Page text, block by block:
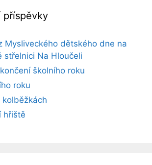
příspěvky
Mysliveckého dětského dne na
střelnici Na Hloučeli
školního roku
roku
kolběžkách
hřiště